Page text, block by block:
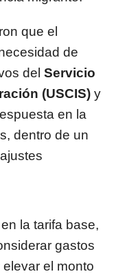
que el
de
del Servicio
(USCIS) y
en la
dentro de un
la tarifa base,
gastos
el monto